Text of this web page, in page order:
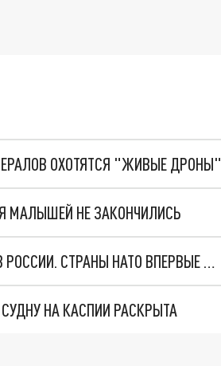
ОХОТЯТСЯ "ЖИВЫЕ ДРОНЫ"
МАЛЫШЕЙ НЕ ЗАКОНЧИЛИСЬ
"ОЧЕНЬ ПЛОХИЕ НОВОСТИ": БОЛЬШАЯ ОШИБКА PALANTIR В РОССИИ. СТРАНЫ НАТО ВПЕРВЫЕ ЗА СВО ОСТАНОВИЛИ ПОСТАВКИ ОРУЖИЯ. ВСУ ТЕРЯЮТ ПРИГРАНИЧЬЕ?
НА КАСПИИ РАСКРЫТА